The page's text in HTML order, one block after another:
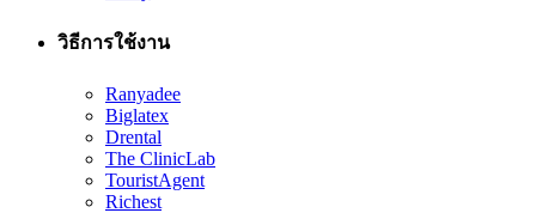
วิธีการใช้งาน
Ranyadee
Biglatex
Drental
The ClinicLab
TouristAgent
Richest